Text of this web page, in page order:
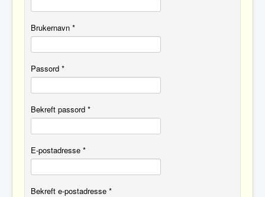
Brukernavn *
Passord *
Bekreft passord *
E-postadresse *
Bekreft e-postadresse *